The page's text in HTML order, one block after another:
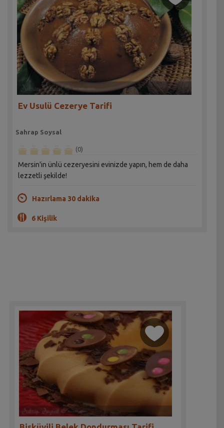
Ev Usulü Cezerye Tarifi
Sahrap Soysal
(0)
Mersin'in ünlü cezeryesini evinizde yapın, hem de daha
lezzetli şekilde!
Hazırlama 30 dakika
6 Kişilik